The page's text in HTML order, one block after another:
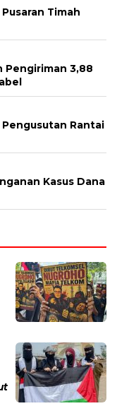
Timah
Pengiriman 3,88
Rantai
Kasus Dana